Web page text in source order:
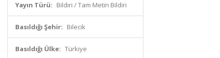
Yayın Türü: Bildiri / Tam Metin Bildiri
Basıldığı Şehir: Bilecik
Basıldığı Ülke: Türkiye